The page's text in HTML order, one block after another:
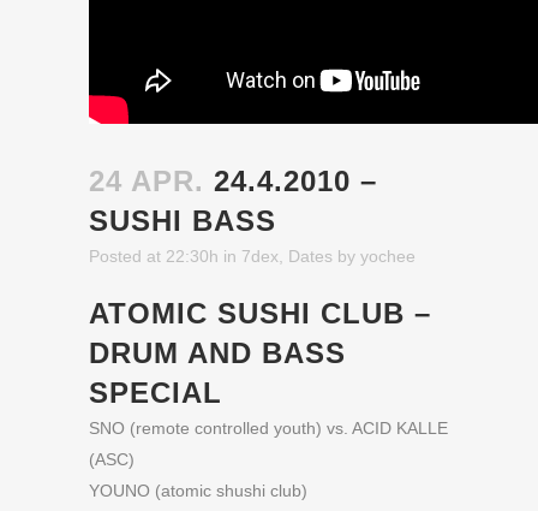
24 APR. 24.4.2010 –
SUSHI BASS
Posted at 22:30h in 7dex Dates by yochee
ATOMIC SUSHI CLUB –
DRUM AND BASS
SPECIAL
SNO (remote controlled youth) vs. ACID KALLE
(ASC)
YOUNO (atomic shushi club)